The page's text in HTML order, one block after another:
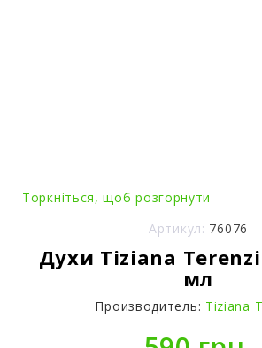
Торкніться, щоб розгорнути
Артикул: 76076
Духи Tiziana
мл
Производитель: Tiziana